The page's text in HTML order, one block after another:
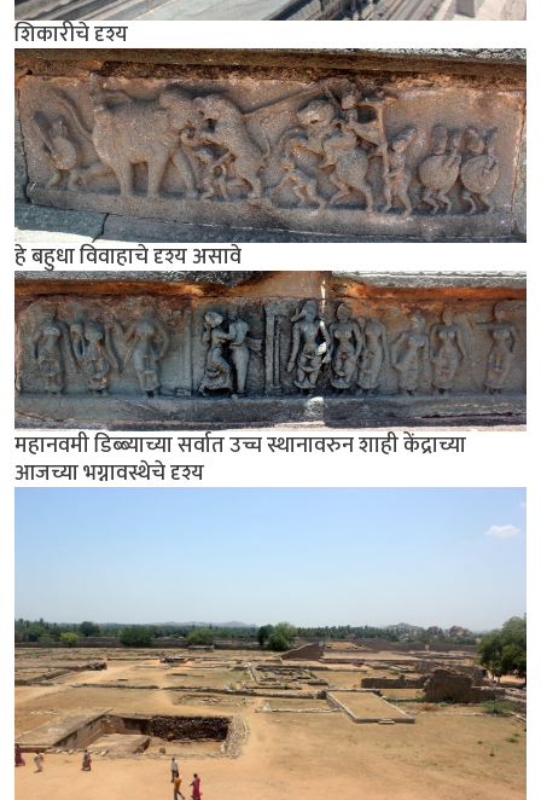
शिकारीचे दृश्य
हे बहुधा विवाहाचे दृश्य असावे
महानवमी डिब्ब्याच्या सर्वात उच्च स्थानावरुन शाही केंद्राच्या
आजच्या भग्नावस्थेचे दृश्य